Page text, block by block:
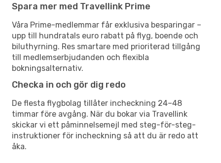
Spara mer med Travellink Prime
Våra Prime-medlemmar får exklusiva besparingar –
upp till hundratals euro rabatt på flyg, boende och
biluthyrning. Res smartare med prioriterad tillgång
till medlemserbjudanden och flexibla
bokningsalternativ.
Checka in och gör dig redo
De flesta flygbolag tillåter incheckning 24–48
timmar före avgång. När du bokar via Travellink
skickar vi ett påminnelsemejl med steg-för-steg-
instruktioner för incheckning så att du är redo att
åka.